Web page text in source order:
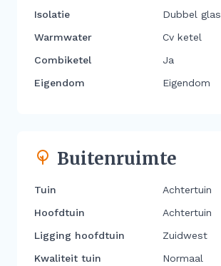
Isolatie
Dubbel glas
Warmwater
Cv ketel
Combiketel
Ja
Eigendom
Eigendom
Buitenruimte
Tuin
Achtertuin
Hoofdtuin
Achtertuin
Ligging hoofdtuin
Zuidwest
Kwaliteit tuin
Normaal